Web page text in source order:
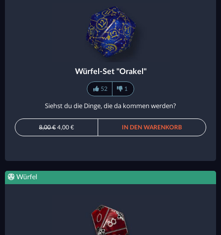
Würfel-Set "Orakel"
52 1
Siehst du die Dinge, die da kommen werden?
8,00 € 4,00 € IN DEN WARENKORB
Würfel